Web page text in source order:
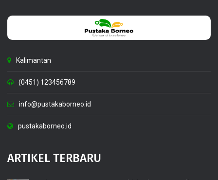
Kalimantan
(0451) 123456789
info@pustakaborneo.id
pustakaborneo.id
ARTIKEL TERBARU